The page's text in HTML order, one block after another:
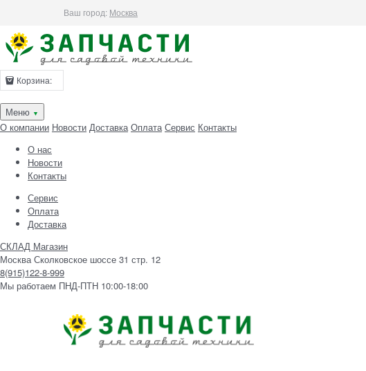
Ваш город: Москва
Корзина:
Меню ▼
О компании Новости Доставка Оплата Сервис Контакты
О нас
Новости
Контакты
Сервис
Оплата
Доставка
СКЛАД Магазин
Москва Сколковское шоссе 31 стр. 12
8(915)122-8-999
Мы работаем ПНД-ПТН 10:00-18:00